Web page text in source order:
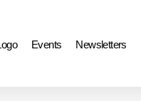
Events Newsletters